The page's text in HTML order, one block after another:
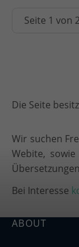
Die Seite
Wir suchen
Webite,
Bei Interesse
ABOUT